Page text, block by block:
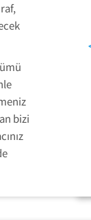
bizi